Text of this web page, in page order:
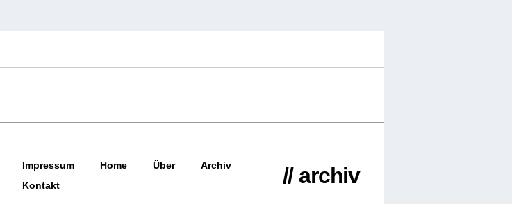
Impressum Home Über
Archiv
Kontakt
// archiv